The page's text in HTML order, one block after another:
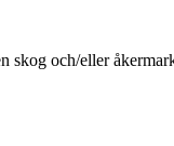
skog och/eller